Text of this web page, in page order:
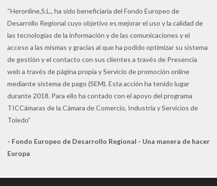
“Heronline,S.L., ha sido beneficiaria del Fondo Europeo de
Desarrollo Regional cuyo objetivo es mejorar el uso y la calidad de
las tecnologías de la información y de las comunicaciones y el
acceso a las mismas y gracias al que ha podido optimizar su sistema
de gestión y el contacto con sus clientes a través de Presencia
web a través de página propia y Servicio de promoción online
mediante sistema de pago (SEM). Esta acción ha tenido lugar
durante 2018. Para ello ha contado con el apoyo del programa
TICCámaras de la Cámara de Comercio, Industria y Servicios de
Toledo”
- Fondo Europeo de Desarrollo Regional - Una manera de hacer
Europa